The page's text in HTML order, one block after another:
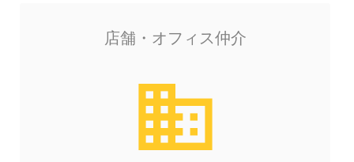
店舗・オフィス仲介
business